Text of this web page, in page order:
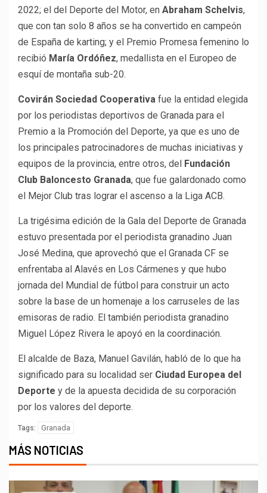
2022; el del Deporte del Motor, en Abraham Schelvis,
que con tan solo 8 años se ha convertido en campeón
de España de karting; y el Premio Promesa femenino lo
recibió María Ordóñez, medallista en el Europeo de
esquí de montaña sub-20.
Covirán Sociedad Cooperativa fue la entidad elegida
por los periodistas deportivos de Granada para el
Premio a la Promoción del Deporte, ya que es uno de
los principales patrocinadores de muchas iniciativas y
equipos de la provincia, entre otros, del Fundación
Club Baloncesto Granada, que fue galardonado como
el Mejor Club tras lograr el ascenso a la Liga ACB.
La trigésima edición de la Gala del Deporte de Granada
estuvo presentada por el periodista granadino Juan
José Medina, que aprovechó que el Granada CF se
enfrentaba al Alavés en Los Cármenes y que hubo
jornada del Mundial de fútbol para construir un acto
sobre la base de un homenaje a los carruseles de las
emisoras de radio. El también periodista granadino
Miguel López Rivera le apoyó en la coordinación.
El alcalde de Baza, Manuel Gavilán, habló de lo que ha
significado para su localidad ser Ciudad Europea del
Deporte y de la apuesta decidida de su corporación
por los valores del deporte.
Tags: Granada
MÁS NOTICIAS